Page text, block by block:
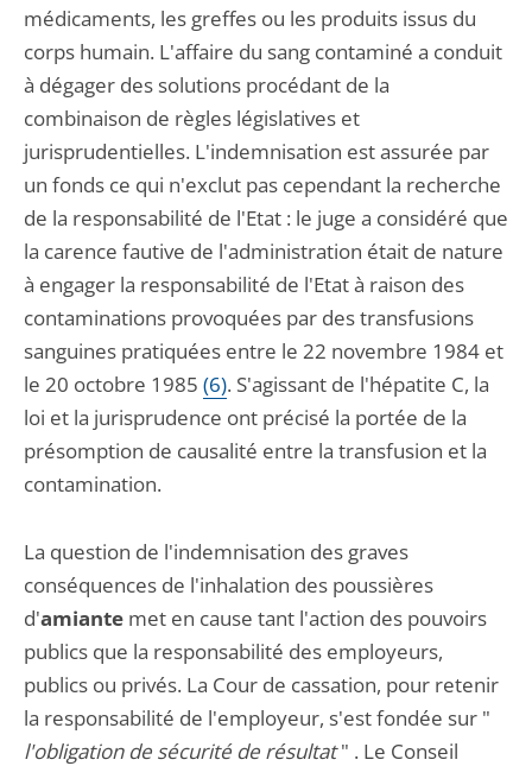
médicaments, les greffes ou les produits issus du
corps humain. L'affaire du sang contaminé a conduit
à dégager des solutions procédant de la
combinaison de règles législatives et
jurisprudentielles. L'indemnisation est assurée par
un fonds ce qui n'exclut pas cependant la recherche
de la responsabilité de l'Etat : le juge a considéré que
la carence fautive de l'administration était de nature
à engager la responsabilité de l'Etat à raison des
contaminations provoquées par des transfusions
sanguines pratiquées entre le 22 novembre 1984 et
le 20 octobre 1985 (6). S'agissant de l'hépatite C, la
loi et la jurisprudence ont précisé la portée de la
présomption de causalité entre la transfusion et la
contamination.
La question de l'indemnisation des graves
conséquences de l'inhalation des poussières
d'amiante met en cause tant l'action des pouvoirs
publics que la responsabilité des employeurs,
publics ou privés. La Cour de cassation, pour retenir
la responsabilité de l'employeur, s'est fondée sur "
l'obligation de sécurité de résultat" . Le Conseil